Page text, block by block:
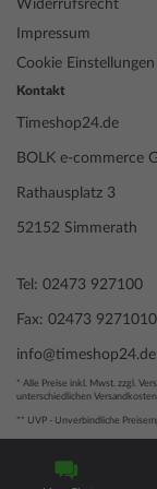
Antrieb
Uhrwerk
Bezeichnung
Funktionen
Gehäuse Material
Gehäusedicke
Gehäuse Form
Glas
Lünette
Zifferblatt Farbe
Beleuchtung
Widerrufsrecht
Impressum
Cookie Einstellungen
Kontakt
Timeshop24.de
BOLK e-commerce
Rathausplatz 3
52152 Simmerath
Tel: 02473 927100
Fax: 02473 9271010
info@timeshop24.de
* Alle Preise inkl. Mwst. zzgl.
unterschiedlichen
** UVP - Unverbindliche
© 2004 - 2026,